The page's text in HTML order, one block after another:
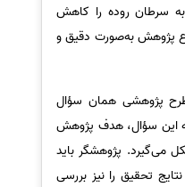
به سرطان روده را کاهش
پژوهش به‌صورت دقیق و
پژوهشی همان سؤال
این سؤال، هدف پژوهش
پژوهشگر باید
تحقیق را نیز بررسی